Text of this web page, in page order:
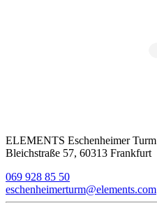
ELEMENTS Eschenheimer Turm
Bleichstraße 57, 60313 Frankfurt
069 928 85 50
eschenheimerturm@elements.com